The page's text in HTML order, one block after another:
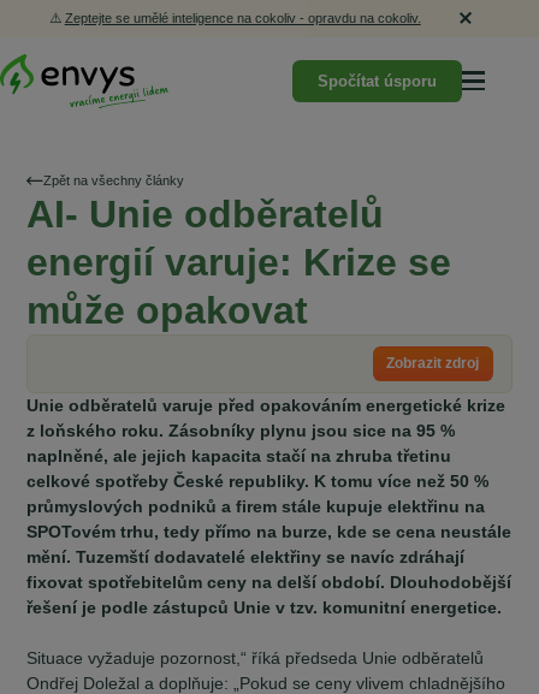
⚠️ Zeptejte se umělé inteligence na cokoliv - opravdu na cokoliv.
Spočítat úsporu
Zpět na všechny články
AI- Unie odběratelů
energií varuje: Krize se
může opakovat
Zobrazit zdroj
Unie odběratelů varuje před opakováním energetické krize
z loňského roku. Zásobníky plynu jsou sice na 95 %
naplněné, ale jejich kapacita stačí na zhruba třetinu
celkové spotřeby České republiky. K tomu více než 50 %
průmyslových podniků a firem stále kupuje elektřinu na
SPOTovém trhu, tedy přímo na burze, kde se cena neustále
mění. Tuzemští dodavatelé elektřiny se navíc zdráhají
fixovat spotřebitelům ceny na delší období. Dlouhodobější
řešení je podle zástupců Unie v tzv. komunitní energetice.
Situace vyžaduje pozornost,“ říká předseda Unie odběratelů
Ondřej Doležal a doplňuje: „Pokud se ceny vlivem chladnějšího